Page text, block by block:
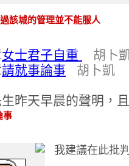
該城的管理並不能服人
女士君子自重
胡卜
請就事論事 胡卜凱
昨天早晨的聲明，
事
我建議在此批